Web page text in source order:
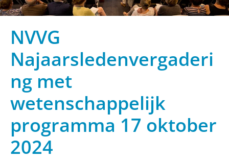
NVVG
Najaarsledenvergaderi
ng met
wetenschappelijk
programma 17 oktober
2024